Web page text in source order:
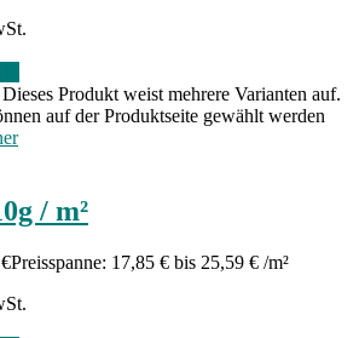
Dieses Produkt weist mehrere Varianten auf.
auf der Produktseite gewählt werden
/ m²
€Preisspanne: 17,85 € bis 25,59 € /m²